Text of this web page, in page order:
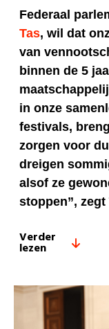
Federaal
Tas, wil dat
van
binnen de 5
in onze
festivals,
zorgen voor
dreigen
alsof ze
stoppen”, zegt
Verder
lezen